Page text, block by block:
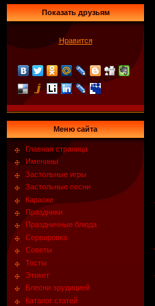
Показать друзьям
Нравится
Меню сайта
Главная страница
Именины
Застольные игры
Застольные песни
Караоке
Праздники
Праздничные блюда
Сервировка
Советы
Тосты
Этикет
Блесни эрудицией
Каталог статей